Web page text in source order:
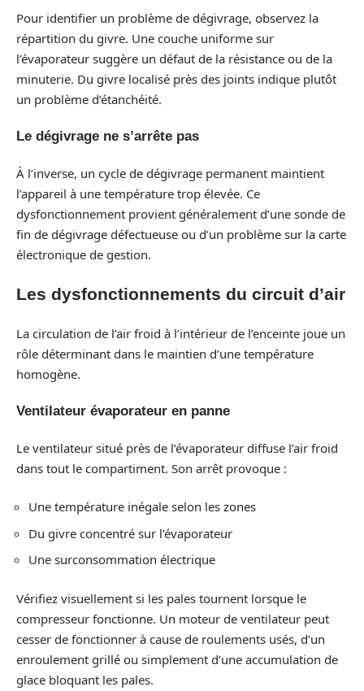
Pour identifier un problème de dégivrage, observez la
répartition du givre. Une couche uniforme sur
l’évaporateur suggère un défaut de la résistance ou de la
minuterie. Du givre localisé près des joints indique plutôt
un problème d’étanchéité.
Le dégivrage ne s’arrête pas
À l’inverse, un cycle de dégivrage permanent maintient
l’appareil à une température trop élevée. Ce
dysfonctionnement provient généralement d’une sonde de
fin de dégivrage défectueuse ou d’un problème sur la carte
électronique de gestion.
Les dysfonctionnements du circuit d’air
La circulation de l’air froid à l’intérieur de l’enceinte joue un
rôle déterminant dans le maintien d’une température
homogène.
Ventilateur évaporateur en panne
Le ventilateur situé près de l’évaporateur diffuse l’air froid
dans tout le compartiment. Son arrêt provoque :
Une température inégale selon les zones
Du givre concentré sur l’évaporateur
Une surconsommation électrique
Vérifiez visuellement si les pales tournent lorsque le
compresseur fonctionne. Un moteur de ventilateur peut
cesser de fonctionner à cause de roulements usés, d’un
enroulement grillé ou simplement d’une accumulation de
glace bloquant les pales.